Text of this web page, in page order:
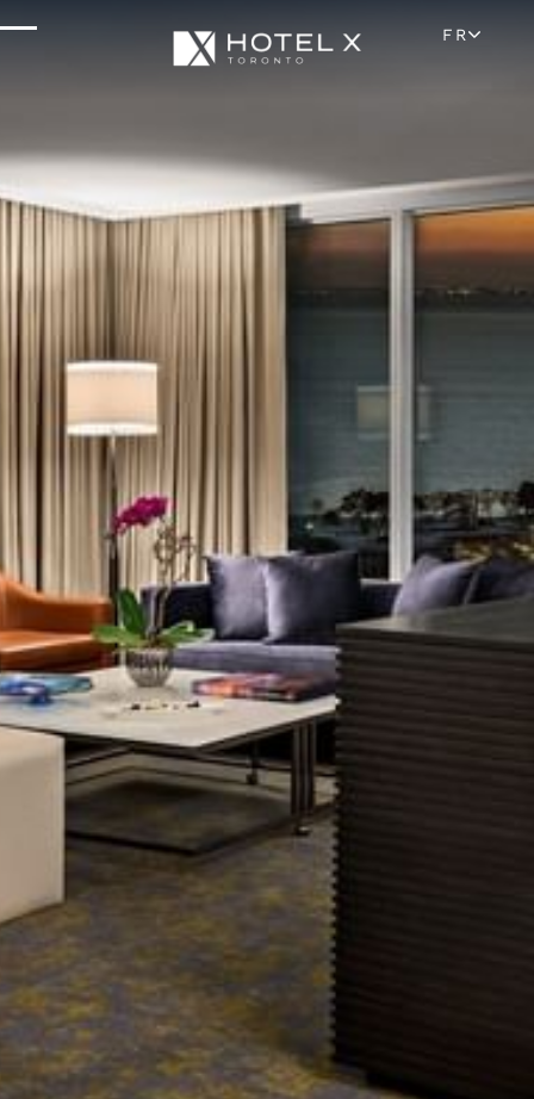
FR
Parking Et Transport
Carrières
Avis
Médias Et Presse